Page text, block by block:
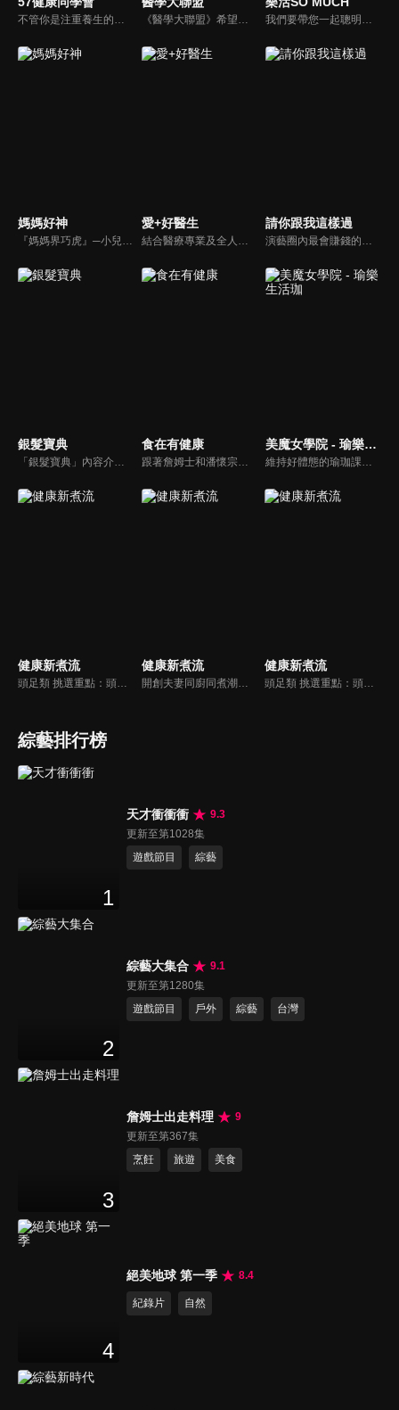
媽媽好神
『媽媽界巧虎』─小兒科醫師黃瑽寧，『國民媽媽』─鍾欣凌，兩人領軍擁有十八般武藝的好神媽媽團，為全台媽媽們發聲，所有育兒新知，家庭秘辛，全家大小健康，都會在《媽媽好神》一一解惑！
愛+好醫生
結合醫療專業及全人關懷的新型態節目，主持人黃瑽寧醫師親訪家庭，跨領域醫療顧問團全方位檢視，提供最完整、實用和正確的資訊來守護孩子的健康。
請你跟我這樣過
演藝圈內最會賺錢的侯昌明，以親身經歷教你理財；採訪經歷豐沛的黃文華，把所見所聞通通報你哉。不論是理財知識、兩性問題、生活資訊，完全貼近市井小民的所需所求，保證讓你生活過更好！
銀髮寶典
「銀髮寶典」內容介紹銀髮族相關的醫療知識，讓爺爺奶奶們能了解銀髮族常見的疾病、或是身體常遇到的問題，並邀請專業的醫師上節目解答，詳細深入且淺顯易懂的方式講述給各位爺爺奶奶們。為銀髮族的身體健康預防把關，讓爺爺奶奶能有一個樂活的退休生活。
食在有健康
跟著詹姆士和潘懷宗博士就能輕鬆學料理！只是品嚐美食之餘，身體健康也要懂得把關，每集都會傳授生活健康資訊，破除一般飲食迷思，讓大家吃得美味、活得健康！
美魔女學院 - 瑜樂生活珈
維持好體態的瑜珈課程，有著豐富的瑜珈姿勢，伸展筋骨舒緩全身疲勞，緊緻肌肉線條，不只能雕塑美美的身材也能夠讓身心靈都暢快健康，跟上我們的腳步一起踏上瑜樂生活珈，輕鬆好上手，快樂享瘦！
健康新煮流
頭足類 挑選重點：頭足類利用清洗時去除內臟可以降低膽固醇的攝取。挑選雙眼清澈明亮，眼球稍微凸出，肉質結實有彈性為佳。身體具透明感，觸腕或是吸盤一碰到活體就會吸附住便是新鮮的。
健康新煮流
開創夫妻同廚同煮潮流的KC夫婦，繼《健康醫食代》後，走出攝影棚，帶大家全台走透透，發掘上帝賞賜的美味食材，內容融合新加坡南洋風和客家純樸味，加上台灣獨特的閩南風情，互相激盪交織出的火花，打造出獨一無二的美食節目。
健康新煮流
頭足類 挑選重點：頭足類利用清洗時去除內臟可以降低膽固醇的攝取。挑選雙眼清澈明亮，眼球稍微凸出，肉質結實有彈性為佳。身體具透明感，觸腕或是吸盤一碰到活體就會吸附住便是新鮮的。
綜藝排行榜
1
天才衝衝衝
9.3
更新至第1028集
遊戲節目
綜藝
2
綜藝大集合
9.1
更新至第1280集
遊戲節目
戶外 綜藝 台灣
3
詹姆士出走料理
9
更新至第367集
烹飪
旅遊 美食
4
絕美地球 第一季 8.4
紀錄片 自然